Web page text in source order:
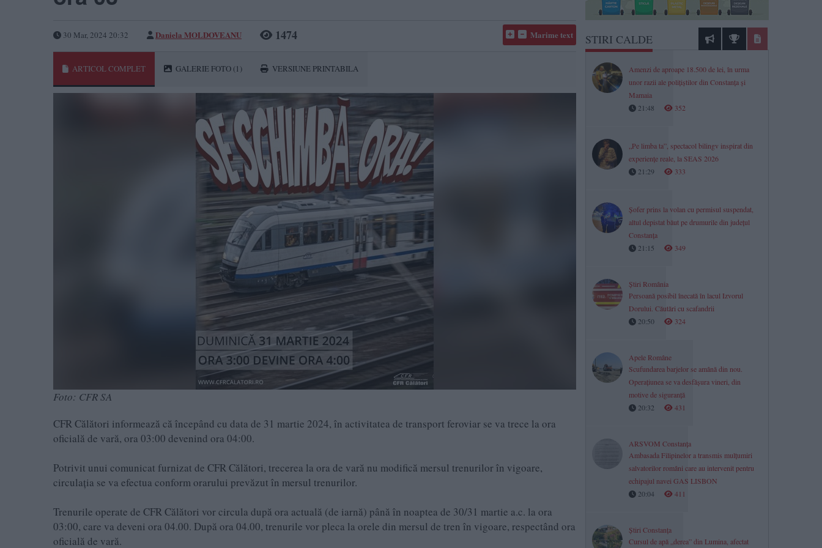
30 Mar, 2024 20:32 Daniela MOLDOVEANU 1474 Marime text
ARTICOL COMPLET GALERIE FOTO (1) VERSIUNE PRINTABILA
Foto: CFR SA
CFR Călători informează că începând cu data de 31 martie 2024, în activitatea de transport feroviar se va trece la ora
oficială de vară, ora 03:00 devenind ora 04:00.
Potrivit unui comunicat furnizat de CFR Călători, trecerea la ora de vară nu modifică mersul trenurilor în vigoare,
circulaţia se va efectua conform orarului prevăzut în mersul trenurilor.
Trenurile operate de CFR Călători vor circula după ora actuală (de iarnă) până în noaptea de 30/31 martie a.c. la ora
03:00, care va deveni ora 04.00. După ora 04.00, trenurile vor pleca la orele din mersul de tren în vigoare, respectând ora
oficială de vară.
STIRI CALDE
Amenzi de aproape 18.500 de lei, în urma
unor razii ale polițiștilor din Constanța și
Mamaia
21:48
352
„Pe limba ta”, spectacol bilingv inspirat din
experiențe reale, la SEAS 2026
21:29
333
Șofer prins la volan cu permisul suspendat,
altul depistat băut pe drumurile din județul
Constanța
21:15
349
Știri România
Persoană posibil înecată în lacul Izvorul
Dorului. Căutări cu scafandrii
20:50
324
Apele Române
Scufundarea barjelor se amână din nou.
Operațiunea se va desfășura vineri, din
motive de siguranță
20:32
431
ARSVOM Constanța
Ambasada Filipinelor a transmis mulțumiri
salvatorilor români care au intervenit pentru
echipajul navei GAS LISBON
20:04
411
Știri Constanța
Cursul de apă „derea” din Lumina, afectat